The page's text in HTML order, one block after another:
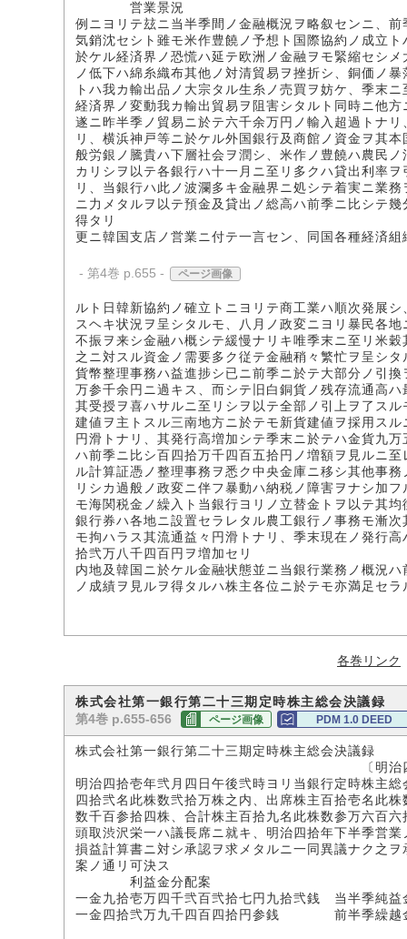
営業景況
例ニヨリテ玆ニ当半季間ノ金融概況ヲ略叙センニ、
気銷沈セシト雖モ米作豊饒ノ予想ト国際協約ノ成立
於ケル経済界ノ恐慌ハ延テ欧洲ノ金融ヲモ緊縮セシ
ノ低下ハ綿糸織布其他ノ対清貿易ヲ挫折シ、銅価ノ
トハ我カ輸出品ノ大宗タル生糸ノ売買ヲ妨ケ、季末
経済界ノ変動我カ輸出貿易ヲ阻害シタルト同時ニ他
遂ニ昨半季ノ貿易ニ於テ六千余万円ノ輸入超過トナ
リ、横浜神戸等ニ於ケル外国銀行及商館ノ資金ヲ其
般労銀ノ騰貴ハ下層社会ヲ潤シ、米作ノ豊饒ハ農民
カリシヲ以テ各銀行ハ十一月ニ至リ多クハ貸出利率
リ、当銀行ハ此ノ波瀾多キ金融界ニ処シテ着実ニ業
ニ力メタルヲ以テ預金及貸出ノ総高ハ前季ニ比シテ
得タリ
更ニ韓国支店ノ営業ニ付テ一言セン、同国各種経済組
- 第4巻 p.655 - ページ画像
ルト日韓新協約ノ確立トニヨリテ商工業ハ順次発展
スヘキ状況ヲ呈シタルモ、八月ノ政変ニヨリ暴民各
不振ヲ来シ金融ハ概シテ緩慢ナリキ唯季末ニ至リ米
之ニ対スル資金ノ需要多ク従テ金融稍々繁忙ヲ呈シ
貨幣整理事務ハ益進捗シ已ニ前季ニ於テ大部分ノ引
万参千余円ニ過キス、而シテ旧白銅貨ノ残存流通高
其受授ヲ喜ハサルニ至リシヲ以テ全部ノ引上ヲ了ス
建値ヲ主トスル三南地方ニ於テモ新貨建値ヲ採用ス
円滑トナリ、其発行高増加シテ季末ニ於テハ金貨九
ハ前季ニ比シ百四拾万千四百五拾円ノ増額ヲ見ルニ
ル計算証憑ノ整理事務ヲ悉ク中央金庫ニ移シ其他事
リシカ過般ノ政変ニ伴フ暴動ハ納税ノ障害ヲナシ加
モ海関税金ノ繰入ト当銀行ヨリノ立替金トヲ以テ其
銀行券ハ各地ニ設置セラレタル農工銀行ノ事務モ漸
モ拘ハラス其流通益々円滑トナリ、季末現在ノ発行
拾弐万八千四百円ヲ増加セリ
内地及韓国ニ於ケル金融状態並ニ当銀行業務ノ概況
ノ成績ヲ見ルヲ得タルハ株主各位ニ於テモ亦満足セ
各巻リンク
株式会社第一銀行第二十三期定時株主総会決議録
第4巻 p.655-656 ページ画像 PDM 1.0 DEED
株式会社第一銀行第二十三期定時株主総会決議録
〔明治四一年二
明治四拾壱年弐月四日午後弐時ヨリ当銀行定時株主
四拾弐名此株数弐拾万株之内、出席株主百拾壱名此
数千百参拾四株、合計株主百拾九名此株数参万六百六
頭取渋沢栄一ハ議長席ニ就キ、明治四拾年下半季営
損益計算書ニ対シ承認ヲ求メタルニ一同異議ナク之
案ノ通リ可決ス
利益金分配案
一金九拾壱万四千弐百弐拾七円九拾弐銭 当半季純益
一金四拾弐万九千四百四拾円参銭 前半季繰越